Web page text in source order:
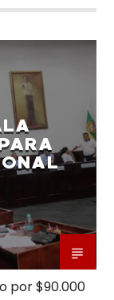
por $90.000